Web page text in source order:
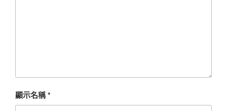
顯示名稱*